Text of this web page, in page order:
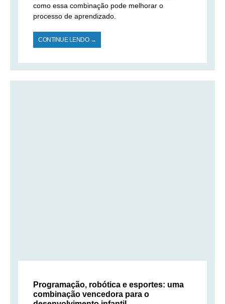
como essa combinação pode melhorar o
processo de aprendizado.
CONTINUE LENDO →
Programação, robótica e esportes: uma
combinação vencedora para o